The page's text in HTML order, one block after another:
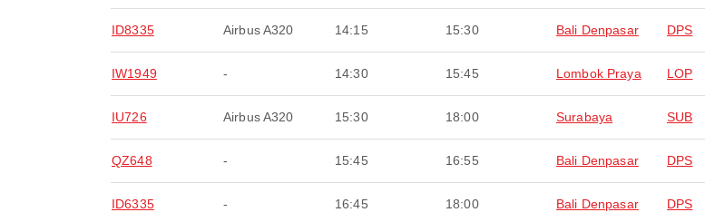
ID8335 Airbus A320 14:15 15:30 Bali Denpasar DPS
IW1949 - 14:30 15:45 Lombok Praya LOP
IU726 Airbus A320 15:30 18:00 Surabaya SUB
QZ648 - 15:45 16:55 Bali Denpasar DPS
ID6335 - 16:45 18:00 Bali Denpasar DPS